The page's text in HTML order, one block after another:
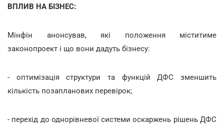
ВПЛИВ НА БІЗНЕС:
Мінфін анонсував, які положення міститиме
законопроект і що вони дадуть бізнесу:
- оптимізація структури та функцій ДФС зменшить
кількість позапланових перевірок;
- перехід до однорівневої системи оскаржень рішень ДФС